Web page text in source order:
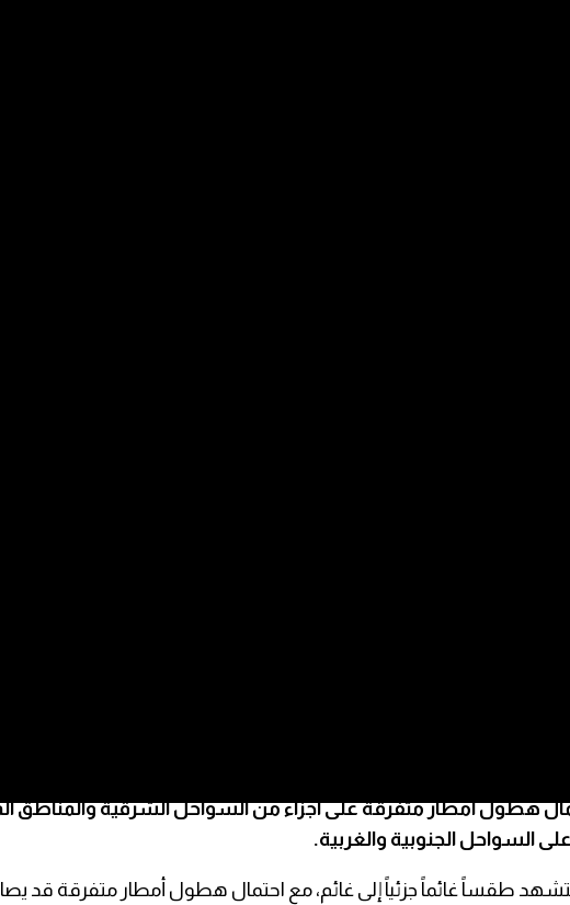
المدني والأرصاد، اليوم الجمعة، أن تشهد المناطق الساحلية
هطول أمطار متفرقة على أجزاء من السواحل الشرقية
السواحل الجنوبية والغربية.
طقساً غائماً جزئياً إلى غائم، مع احتمال هطول أمطار متفرقة قد